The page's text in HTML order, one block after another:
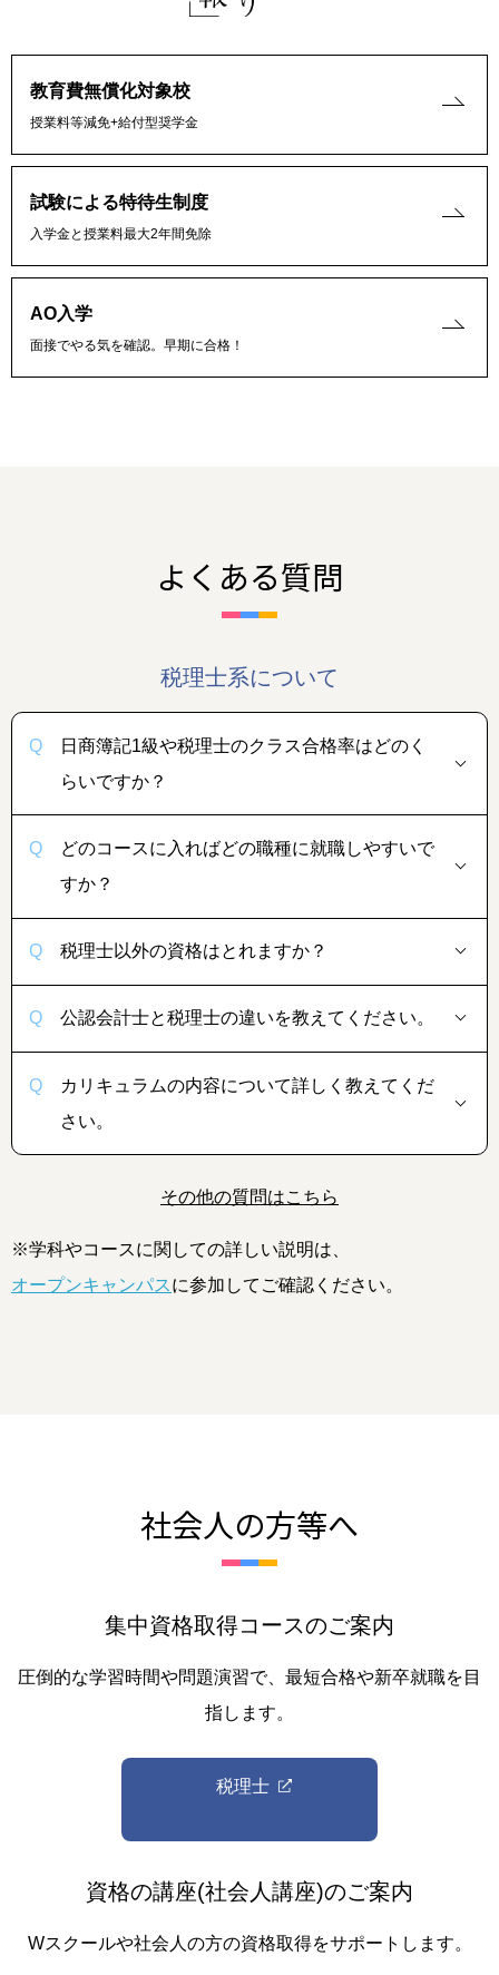
教育費無償化対象校
授業料等減免+給付型奨学金
試験による特待生制度
入学金と授業料最大2年間免除
AO入学
面接でやる気を確認。早期に合格！
よくある質問
税理士系について
日商簿記1級や税理士のクラス合格率はどのく
らいですか？
どのコースに入ればどの職種に就職しやすいで
すか？
税理士以外の資格はとれますか？
公認会計士と税理士の違いを教えてください。
カリキュラムの内容について詳しく教えてくだ
さい。
その他の質問はこちら
※学科やコースに関しての詳しい説明は、
オープンキャンパスに参加してご確認ください。
社会人の方等へ
集中資格取得コースのご案内
圧倒的な学習時間や問題演習で、最短合格や新卒就職を目
指します。
税理士
資格の講座(社会人講座)のご案内
Wスクールや社会人の方の資格取得をサポートします。